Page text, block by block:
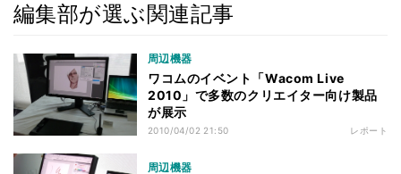
編集部が選ぶ関連記事
周辺機器
ワコムのイベント「Wacom Live
2010」で多数のクリエイター向け製品
が展示
2010/04/02 21:50 レポート
周辺機器